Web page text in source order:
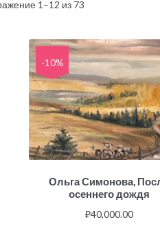
1–12 из 73
-10%
Ольга Симонова,
осеннего дождя
₽40,000.00